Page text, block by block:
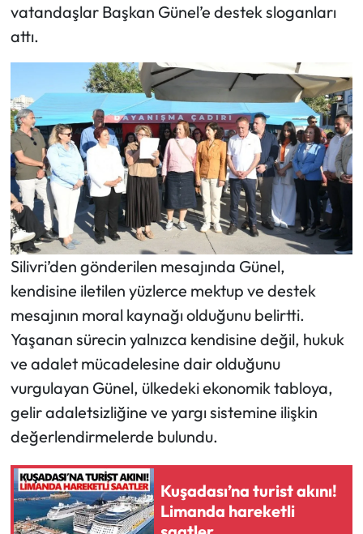
vatandaşlar Başkan Günel’e destek sloganları
attı.
Silivri’den gönderilen mesajında Günel,
kendisine iletilen yüzlerce mektup ve destek
mesajının moral kaynağı olduğunu belirtti.
Yaşanan sürecin yalnızca kendisine değil, hukuk
ve adalet mücadelesine dair olduğunu
vurgulayan Günel, ülkedeki ekonomik tabloya,
gelir adaletsizliğine ve yargı sistemine ilişkin
değerlendirmelerde bulundu.
Kuşadası’na turist akını!
Limanda hareketli